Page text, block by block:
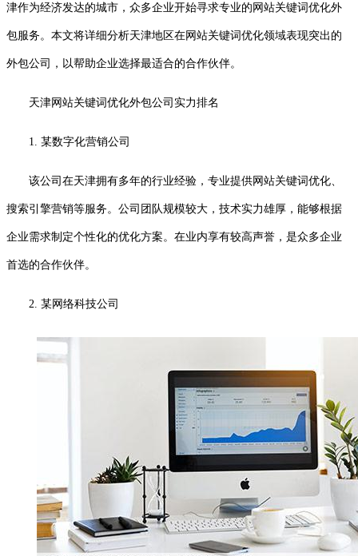
津作为经济发达的城市，众多企业开始寻求专业的网站关键词优化外
包服务。本文将详细分析天津地区在网站关键词优化领域表现突出的
外包公司，以帮助企业选择最适合的合作伙伴。
天津网站关键词优化外包公司实力排名
1. 某数字化营销公司
该公司在天津拥有多年的行业经验，专业提供网站关键词优化、
搜索引擎营销等服务。公司团队规模较大，技术实力雄厚，能够根据
企业需求制定个性化的优化方案。在业内享有较高声誉，是众多企业
首选的合作伙伴。
2. 某网络科技公司